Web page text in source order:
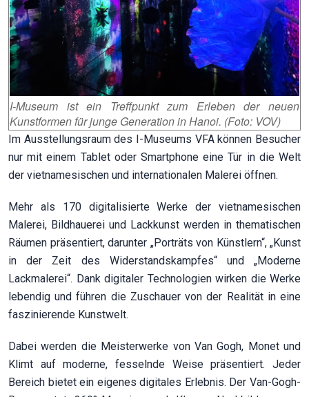
I-Museum ist ein Treffpunkt zum Erleben der neuen
Kunstformen für junge Generation in Hanoi. (Foto: VOV)
Im Ausstellungsraum des I-Museums VFA können Besucher
nur mit einem Tablet oder Smartphone eine Tür in die Welt
der vietnamesischen und internationalen Malerei öffnen.
Mehr als 170 digitalisierte Werke der vietnamesischen
Malerei, Bildhauerei und Lackkunst werden in thematischen
Räumen präsentiert, darunter „Porträts von Künstlern“, „Kunst
in der Zeit des Widerstandskampfes“ und „Moderne
Lackmalerei“. Dank digitaler Technologien wirken die Werke
lebendig und führen die Zuschauer von der Realität in eine
faszinierende Kunstwelt.
Dabei werden die Meisterwerke von Van Gogh, Monet und
Klimt auf moderne, fesselnde Weise präsentiert. Jeder
Bereich bietet ein eigenes digitales Erlebnis. Der Van-Gogh-